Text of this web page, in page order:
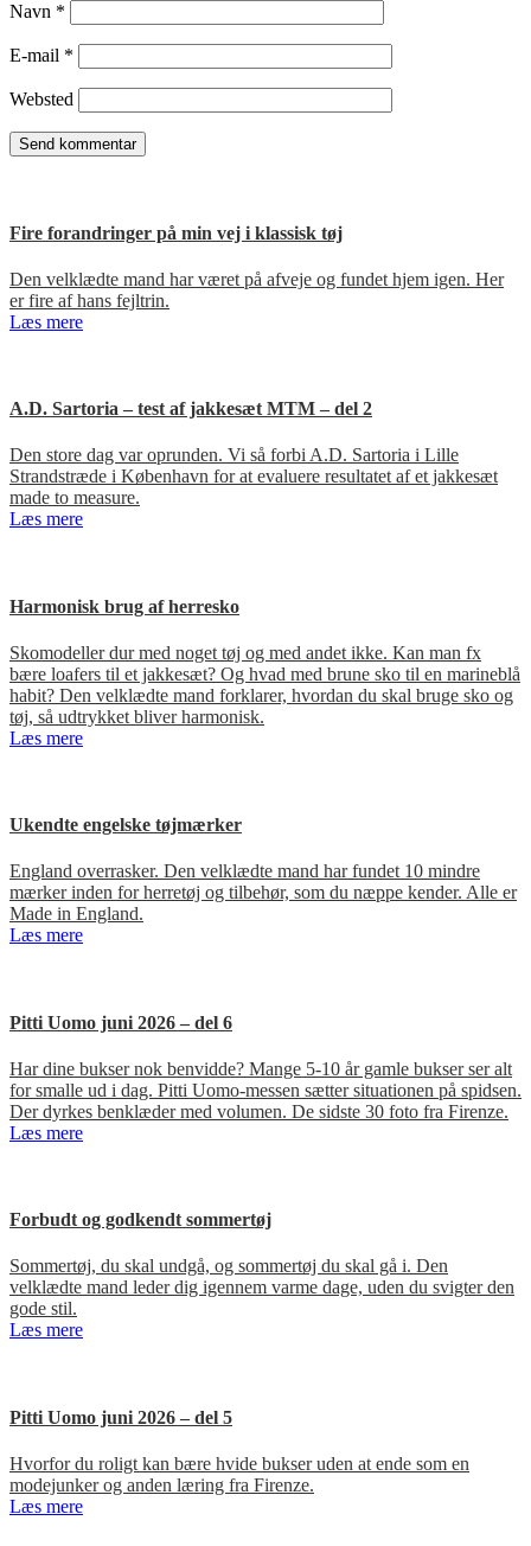
Navn *
E-mail *
Websted
Fire forandringer på min vej i klassisk tøj
Den velklædte mand har været på afveje og fundet hjem igen. Her
er fire af hans fejltrin.
Læs mere
A.D. Sartoria – test af jakkesæt MTM – del 2
Den store dag var oprunden. Vi så forbi A.D. Sartoria i Lille
Strandstræde i København for at evaluere resultatet af et jakkesæt
made to measure.
Læs mere
Harmonisk brug af herresko
Skomodeller dur med noget tøj og med andet ikke. Kan man fx
bære loafers til et jakkesæt? Og hvad med brune sko til en marineblå
habit? Den velklædte mand forklarer, hvordan du skal bruge sko og
tøj, så udtrykket bliver harmonisk.
Læs mere
Ukendte engelske tøjmærker
England overrasker. Den velklædte mand har fundet 10 mindre
mærker inden for herretøj og tilbehør, som du næppe kender. Alle er
Made in England.
Læs mere
Pitti Uomo juni 2026 – del 6
Har dine bukser nok benvidde? Mange 5-10 år gamle bukser ser alt
for smalle ud i dag. Pitti Uomo-messen sætter situationen på spidsen.
Der dyrkes benklæder med volumen. De sidste 30 foto fra Firenze.
Læs mere
Forbudt og godkendt sommertøj
Sommertøj, du skal undgå, og sommertøj du skal gå i. Den
velklædte mand leder dig igennem varme dage, uden du svigter den
gode stil.
Læs mere
Pitti Uomo juni 2026 – del 5
Hvorfor du roligt kan bære hvide bukser uden at ende som en
modejunker og anden læring fra Firenze.
Læs mere